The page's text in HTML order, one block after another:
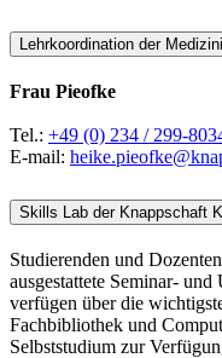
Lehrkoordination der
Frau Pieofke
Tel.: +49 (0) 234 / 299-
E-mail:
Skills Lab der Knappschaft
Studierenden und
ausgestattete Seminar-
verfügen über die
Fachbibliothek und
Selbststudium zur